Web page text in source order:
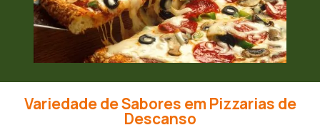
Variedade de Sabores em Pizzarias de
Descanso